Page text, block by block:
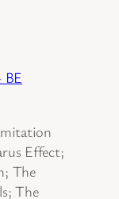
Effect;
The
The